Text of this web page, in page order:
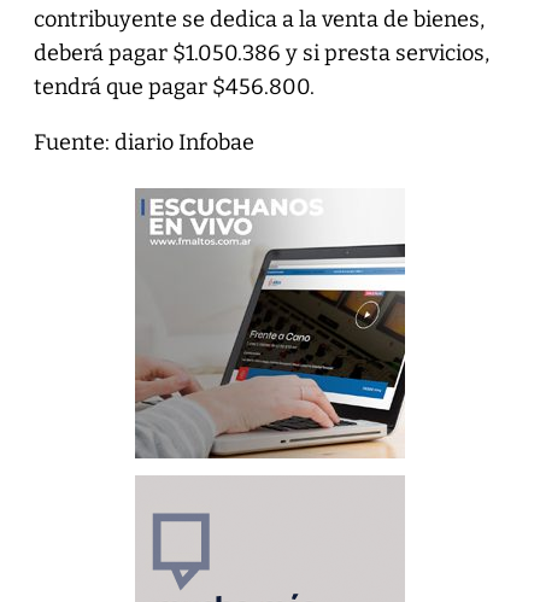
contribuyente se dedica a la venta de bienes,
deberá pagar $1.050.386 y si presta servicios,
tendrá que pagar $456.800.
Fuente: diario Infobae